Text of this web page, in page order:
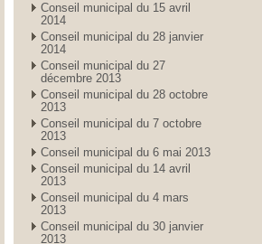
Conseil municipal du 15 avril
2014
Conseil municipal du 28 janvier
2014
Conseil municipal du 27
décembre 2013
Conseil municipal du 28 octobre
2013
Conseil municipal du 7 octobre
2013
Conseil municipal du 6 mai 2013
Conseil municipal du 14 avril
2013
Conseil municipal du 4 mars
2013
Conseil municipal du 30 janvier
2013